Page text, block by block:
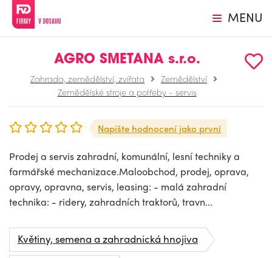
MENU
AGRO SMETANA s.r.o.
Zahrada, zemědělství, zvířata
Zemědělství
Zemědělské stroje a potřeby - servis
Napište hodnocení jako první
Prodej a servis zahradní, komunální, lesní techniky a
farmářské mechanizace.Maloobchod, prodej, oprava,
opravy, opravna, servis, leasing: - malá zahradní
technika: - ridery, zahradních traktorů, travn...
Květiny, semena a zahradnická hnojiva